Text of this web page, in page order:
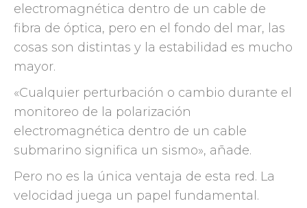
electromagnética dentro de un cable de
fibra de óptica, pero en el fondo del mar, las
cosas son distintas y la estabilidad es mucho
mayor.
«Cualquier perturbación o cambio durante el
monitoreo de la polarización
electromagnética dentro de un cable
submarino significa un sismo», añade.
Pero no es la única ventaja de esta red. La
velocidad juega un papel fundamental.